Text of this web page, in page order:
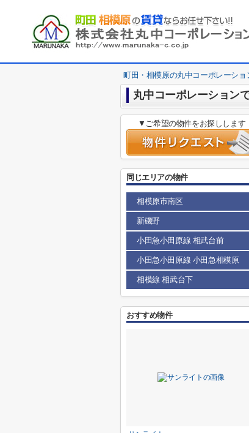
町田・相模原の丸中コーポレーショ
丸中コーポレーション
▼ご希望の物件をお探しします
同じエリアの物件
相模原市南区
新磯野
小田急小田原線 相武台前
小田急小田原線 小田急相模原
相模線 相武台下
おすすめ物件